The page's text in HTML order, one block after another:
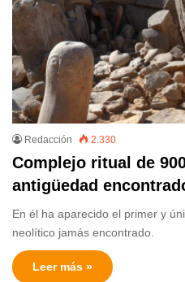
Redacción 2.330
Complejo ritual de
antigüedad
En él ha aparecido el primer y
neolítico jamás encontrado.
Leer más »